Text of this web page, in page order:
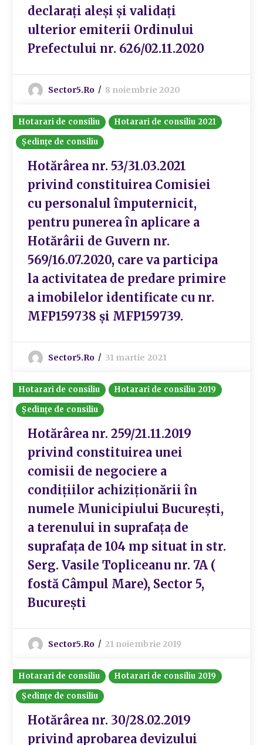
declarați aleși și validați
ulterior emiterii Ordinului
Prefectului nr. 626/02.11.2020
Sector5.ro 8 noiembrie 2020
Hotarari de consiliu
Hotarari de consiliu 2021
Ședințe de consiliu
Hotărârea nr. 53/31.03.2021
privind constituirea Comisiei
cu personalul împuternicit,
pentru punerea în aplicare a
Hotărârii de Guvern nr.
569/16.07.2020, care va participa
la activitatea de predare primire
a imobilelor identificate cu nr.
MFP159738 și MFP159739.
Sector5.ro 31 martie 2021
Hotarari de consiliu
Hotarari de consiliu 2019
Ședințe de consiliu
Hotărârea nr. 259/21.11.2019
privind constituirea unei
comisii de negociere a
condițiilor achiziționării în
numele Municipiului București,
a terenului in suprafața de
suprafața de 104 mp situat in str.
Serg. Vasile Topliceanu nr. 7A (
fostă Câmpul Mare), Sector 5,
București
Sector5.ro 21 noiembrie 2019
Hotarari de consiliu
Hotarari de consiliu 2019
Ședințe de consiliu
Hotărârea nr. 30/28.02.2019
privind aprobarea devizului